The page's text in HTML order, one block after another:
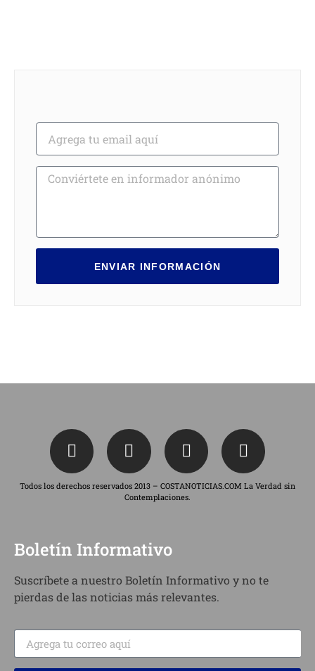
ENVIAR INFORMACIÓN
Todos los derechos reservados 2013 – COSTANOTICIAS.COM La Verdad sin
Contemplaciones.
Boletín Informativo
Suscríbete a nuestro Boletín Informativo y no te
pierdas de las noticias más relevantes.